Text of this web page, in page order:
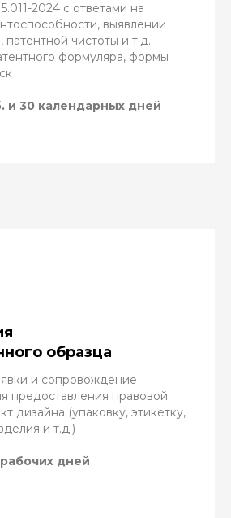
2024 с ответами на
выявлении
патентной чистоты и т.д.
формуляра, формы
и 30 календарных дней
образца
и сопровождение
предоставления правовой
дизайна (упаковку, этикетку,
и т.д.)
дней